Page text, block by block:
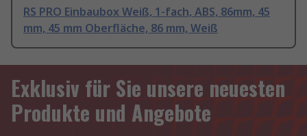
RS PRO Einbaubox Weiß, 1-fach, ABS, 86mm, 45
mm, 45 mm Oberfläche, 86 mm, Weiß
Exklusiv für Sie unsere neuesten
Produkte und Angebote